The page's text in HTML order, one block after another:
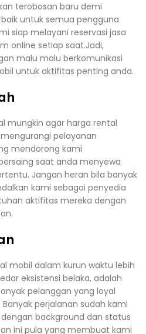
terobosan baru demi
untuk semua pengguna
siap melayani reservasi jasa
online setiap saat.Jadi,
malu malu berkomunikasi
untuk aktifitas penting anda.
mungkin agar harga rental
pelayanan
mendorong kami
saat anda menyewa
Jangan heran bila banyak
kami sebagai penyedia
aktifitas mereka dengan
mobil dalam kurun waktu lebih
eksistensi belaka, adalah
pelanggan yang loyal
perjalanan sudah kami
background dan status
ini pula yang membuat kami